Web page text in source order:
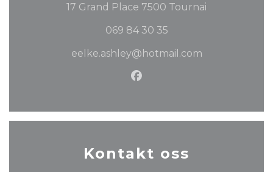
17 Grand Place 7500 Tournai
069 84 30 35
eelke.ashley@hotmail.com
Facebook ((åpner i et
Kontakt oss